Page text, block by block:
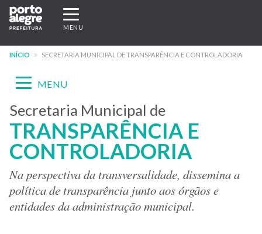
Pular
para
conteúdo
Expandir/recolher
navegação
MENU
INÍCIO SECRETARIA MUNICIPAL DE TRANSPARÊNCIA E CONTROLADORIA
Menu
-
site
SMTC
Expandir/recolher
MENU
Secretaria Municipal de
TRANSPARÊNCIA E
CONTROLADORIA
Na perspectiva da transversalidade, dissemina a
política de transparência junto aos órgãos e
entidades da administração municipal.